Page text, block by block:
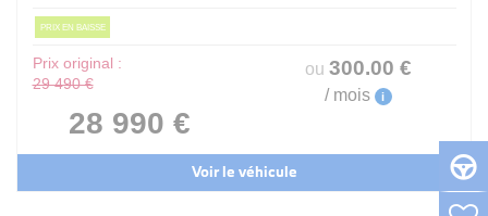
PRIX EN BAISSE
Prix original :
29 490 €
28 990 €
ou 300.00 €
/ mois i
Voir le véhicule